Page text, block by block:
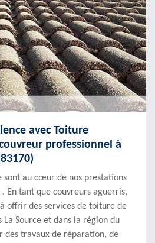
avec Toiture
professionnel à
sont au cœur de nos prestations
. En tant que couvreurs aguerris,
offrir des services de toiture de
Source et dans la région du
des travaux de réparation, de